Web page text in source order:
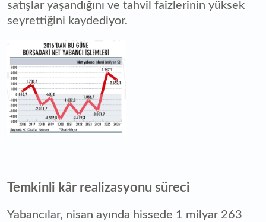
satışlar yaşandığını ve tahvil faizlerinin yüksek
seyrettiğini kaydediyor.
Temkinli kâr realizasyonu süreci
Yabancılar, nisan ayında hissede 1 milyar 263